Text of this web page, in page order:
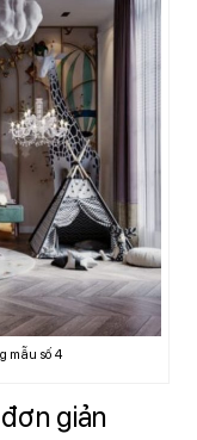
mẫu số 4
giản